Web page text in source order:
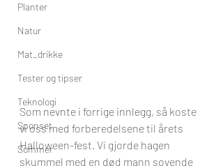
Planter
Natur
Mat_drikke
Tester og tipser
Teknologi
Sponset
Sommer
Som nevnte i forrige innlegg, så koste
vi oss med forberedelsene til årets
Halloween-fest. Vi gjorde hagen
skummel med en død mann sovende